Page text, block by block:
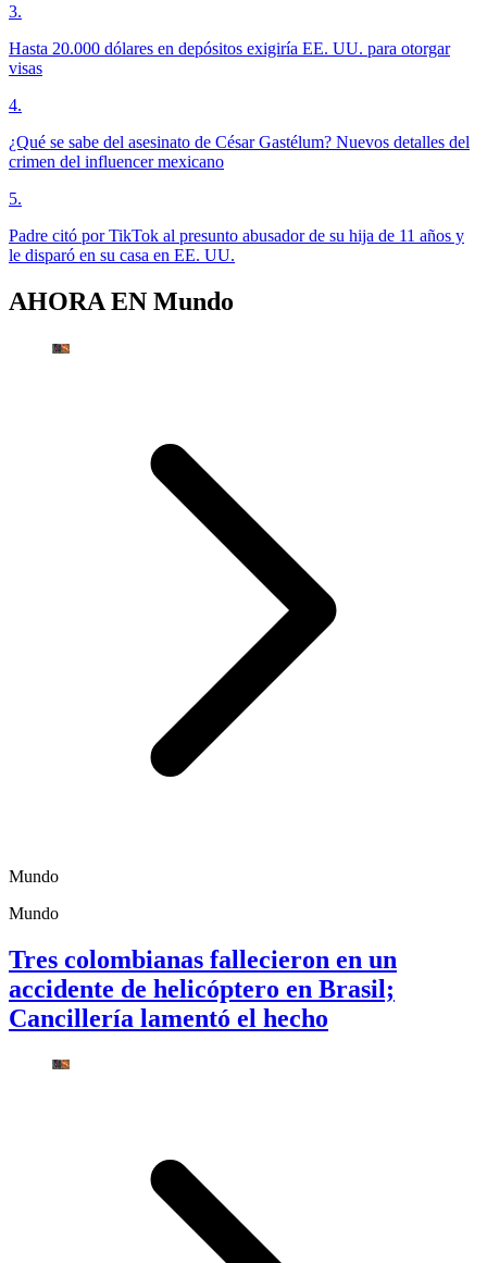
3.
Hasta 20.000 dólares en depósitos exigiría EE. UU. para otorgar
visas
4.
¿Qué se sabe del asesinato de César Gastélum? Nuevos detalles del
crimen del influencer mexicano
5.
Padre citó por TikTok al presunto abusador de su hija de 11 años y
le disparó en su casa en EE. UU.
AHORA EN Mundo
Mundo
Mundo
Tres colombianas fallecieron en un
accidente de helicóptero en Brasil;
Cancillería lamentó el hecho